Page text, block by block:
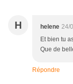
H helene 24/
Et bien tu
Que de
Répondre